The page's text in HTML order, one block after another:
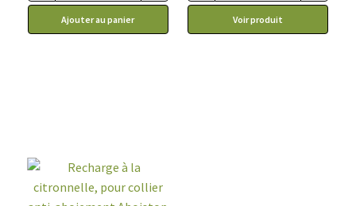
Ajouter au panier Voir produit